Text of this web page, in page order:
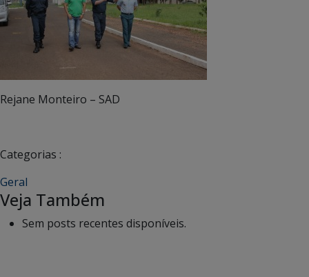
Rejane Monteiro – SAD
Categorias :
Geral
Veja Também
Sem posts recentes disponíveis.